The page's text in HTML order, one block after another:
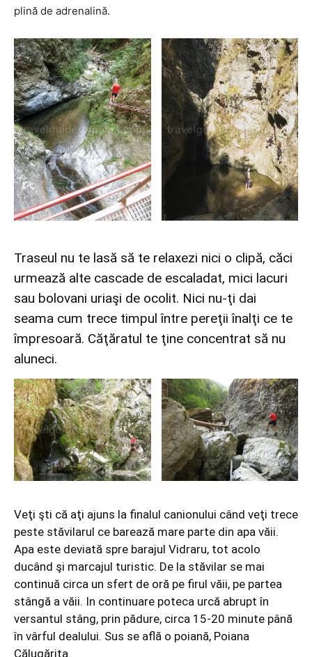
plină de adrenalină.
Traseul nu te lasă să te relaxezi nici o clipă, căci
urmează alte cascade de escaladat, mici lacuri
sau bolovani uriaşi de ocolit. Nici nu-ţi dai
seama cum trece timpul între pereţii înalţi ce te
împresoară. Căţăratul te ţine concentrat să nu
aluneci.
Veţi şti că aţi ajuns la finalul canionului când veţi trece
peste stăvilarul ce barează mare parte din apa văii.
Apa este deviată spre barajul Vidraru, tot acolo
ducând şi marcajul turistic. De la stăvilar se mai
continuă circa un sfert de oră pe firul văii, pe partea
stângă a văii. In continuare poteca urcă abrupt în
versantul stâng, prin pădure, circa 15-20 minute până
în vârful dealului. Sus se află o poiană, Poiana
Călugărița.